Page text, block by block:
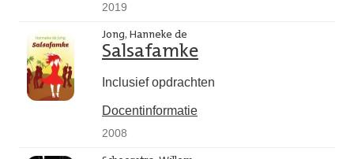
2019
Jong, Hanneke de
Salsafamke
Inclusief opdrachten
Docentinformatie
2008